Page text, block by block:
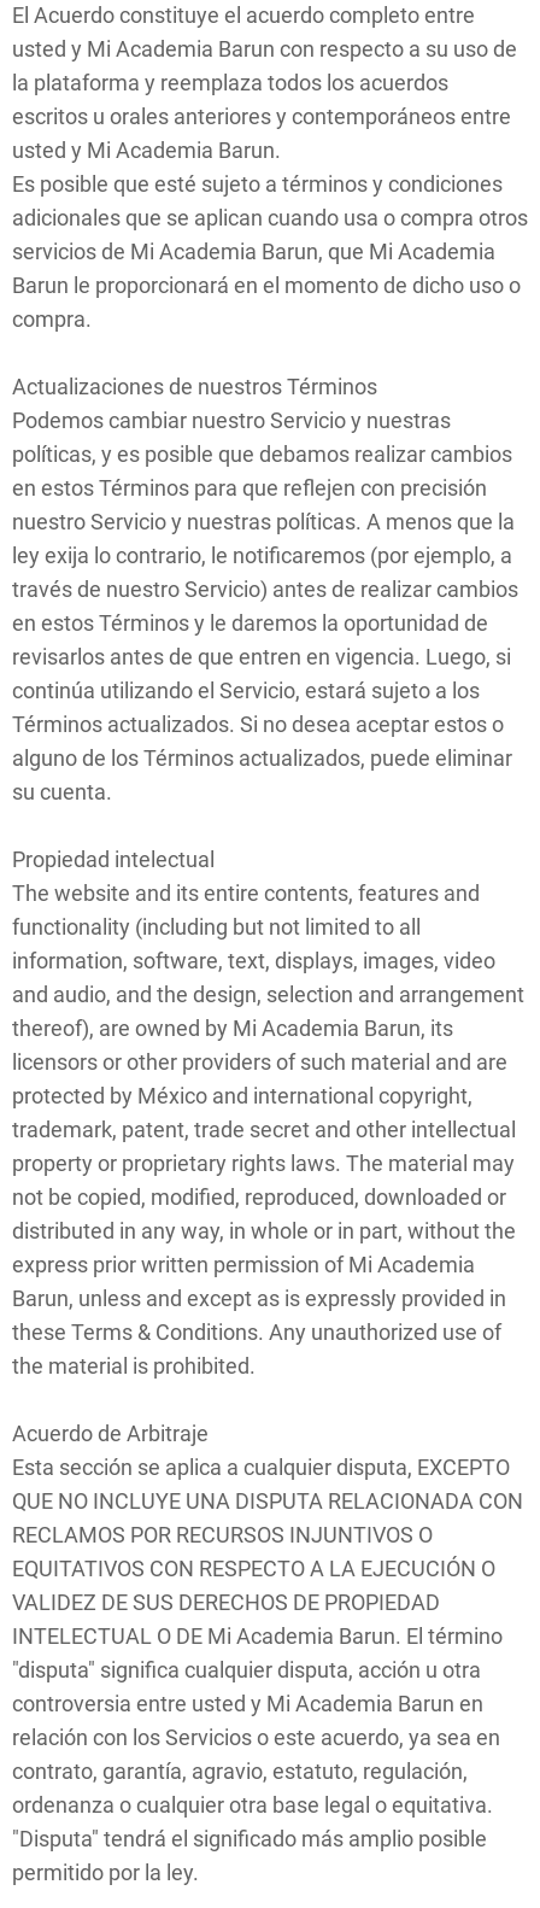
El Acuerdo constituye el acuerdo completo entre
usted y Mi Academia Barun con respecto a su uso de
la plataforma y reemplaza todos los acuerdos
escritos u orales anteriores y contemporáneos entre
usted y Mi Academia Barun.
Es posible que esté sujeto a términos y condiciones
adicionales que se aplican cuando usa o compra otros
servicios de Mi Academia Barun, que Mi Academia
Barun le proporcionará en el momento de dicho uso o
compra.
Actualizaciones de nuestros Términos
Podemos cambiar nuestro Servicio y nuestras
políticas, y es posible que debamos realizar cambios
en estos Términos para que reflejen con precisión
nuestro Servicio y nuestras políticas. A menos que la
ley exija lo contrario, le notificaremos (por ejemplo, a
través de nuestro Servicio) antes de realizar cambios
en estos Términos y le daremos la oportunidad de
revisarlos antes de que entren en vigencia. Luego, si
continúa utilizando el Servicio, estará sujeto a los
Términos actualizados. Si no desea aceptar estos o
alguno de los Términos actualizados, puede eliminar
su cuenta.
Propiedad intelectual
The website and its entire contents, features and
functionality (including but not limited to all
information, software, text, displays, images, video
and audio, and the design, selection and arrangement
thereof), are owned by Mi Academia Barun, its
licensors or other providers of such material and are
protected by México and international copyright,
trademark, patent, trade secret and other intellectual
property or proprietary rights laws. The material may
not be copied, modified, reproduced, downloaded or
distributed in any way, in whole or in part, without the
express prior written permission of Mi Academia
Barun, unless and except as is expressly provided in
these Terms & Conditions. Any unauthorized use of
the material is prohibited.
Acuerdo de Arbitraje
Esta sección se aplica a cualquier disputa, EXCEPTO
QUE NO INCLUYE UNA DISPUTA RELACIONADA CON
RECLAMOS POR RECURSOS INJUNTIVOS O
EQUITATIVOS CON RESPECTO A LA EJECUCIÓN O
VALIDEZ DE SUS DERECHOS DE PROPIEDAD
INTELECTUAL O DE Mi Academia Barun. El término
"disputa" significa cualquier disputa, acción u otra
controversia entre usted y Mi Academia Barun en
relación con los Servicios o este acuerdo, ya sea en
contrato, garantía, agravio, estatuto, regulación,
ordenanza o cualquier otra base legal o equitativa.
"Disputa" tendrá el significado más amplio posible
permitido por la ley.